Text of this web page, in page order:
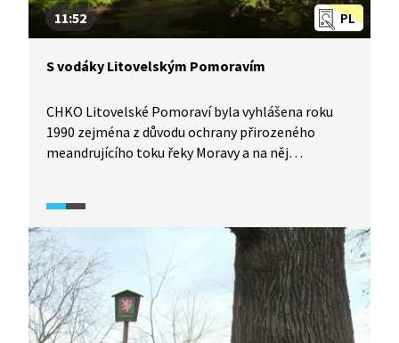
PL
11:52
S vodáky Litovelským Pomoravím
CHKO Litovelské Pomoraví byla vyhlášena roku
1990 zejména z důvodu ochrany přirozeného
meandrujícího toku řeky Moravy a na něj
řeka Morava a srdcem město Litovel – odtud také
název CHKO. Součástí CHKO je Národní přírodní
rezervace Vrapač – komplex přirozeného
ekosystému lužního lesa se systémem periodicky
zaplavovaných ramen řeky.